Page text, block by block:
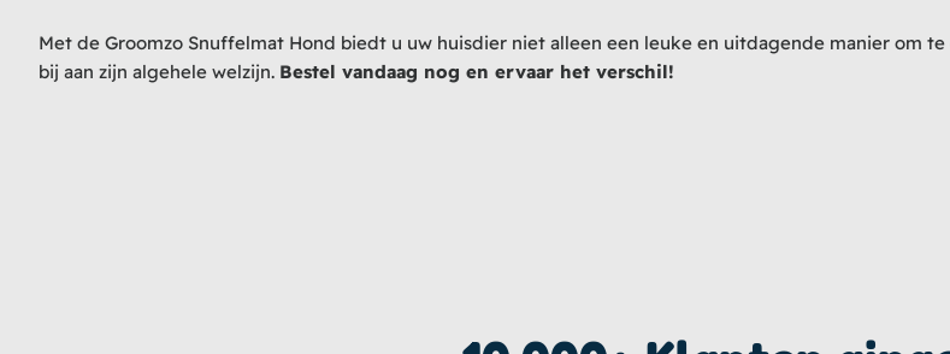
Met de Groomzo Snuffelmat Hond biedt u uw huisdier niet alleen een leuke en uitdagende manier om
bij aan zijn algehele welzijn. Bestel vandaag nog en ervaar het verschil!